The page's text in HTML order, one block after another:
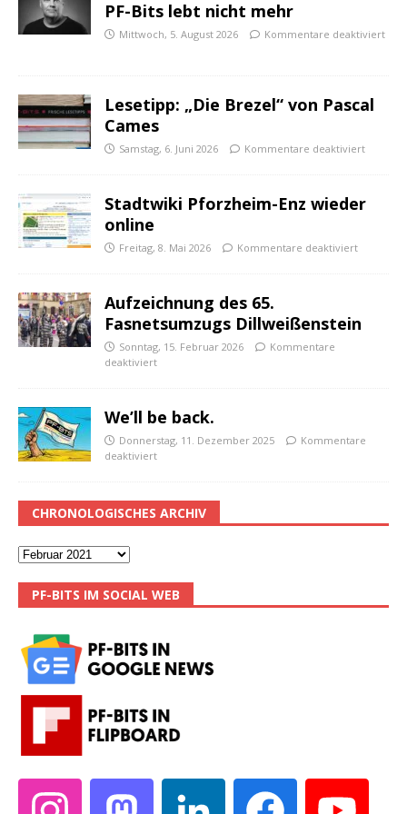
PF-Bits lebt nicht mehr
Mittwoch, 5. August 2026 Kommentare deaktiviert
Lesetipp: „Die Brezel“ von Pascal
Cames
Samstag, 6. Juni 2026 Kommentare deaktiviert
Stadtwiki Pforzheim-Enz wieder
online
Freitag, 8. Mai 2026 Kommentare deaktiviert
Aufzeichnung des 65.
Fasnetsumzugs Dillweißenstein
Sonntag, 15. Februar 2026
Kommentare
deaktiviert
We’ll be back.
Donnerstag, 11. Dezember 2025
Kommentare
deaktiviert
CHRONOLOGISCHES ARCHIV
PF-BITS IM SOCIAL WEB